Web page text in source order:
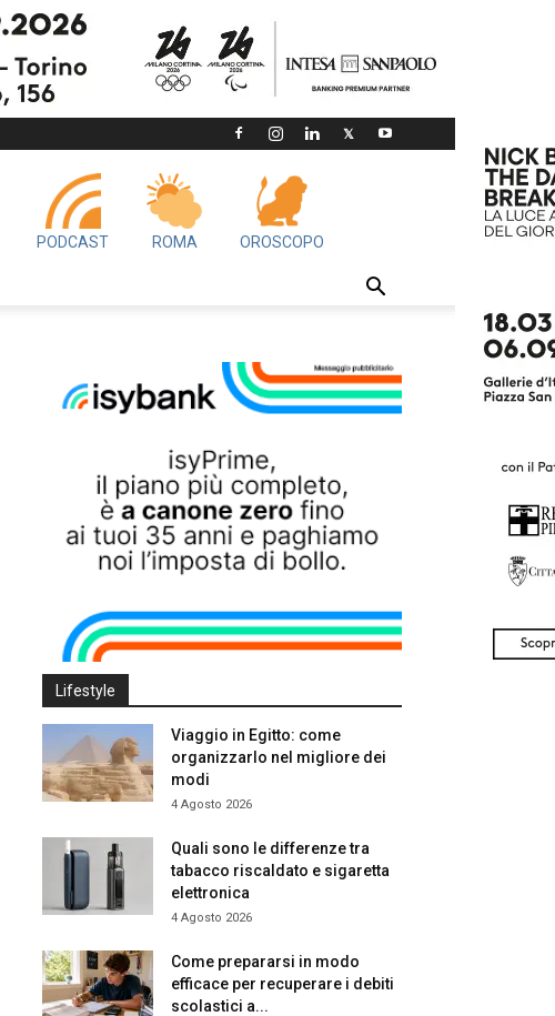
PODCAST ROMA OROSCOPO
Lifestyle
Viaggio in Egitto: come
organizzarlo nel migliore dei
modi
4 Agosto 2026
Quali sono le differenze tra
tabacco riscaldato e sigaretta
elettronica
4 Agosto 2026
Come prepararsi in modo
efficace per recuperare i debiti
scolastici a...